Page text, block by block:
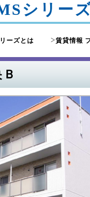
シリー
ーズとは >賃貸情報